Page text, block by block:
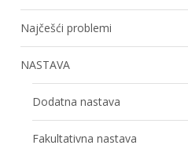
Najčešći problemi
NASTAVA
Dodatna nastava
Fakultativna nastava